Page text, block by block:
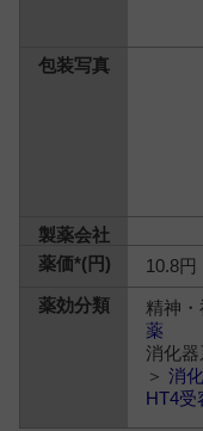
10.8円
精神
薬
消化
＞消
HT4受